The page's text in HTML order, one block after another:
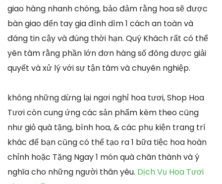
giao hàng nhanh chóng, bảo đảm rằng hoa sẽ được
bàn giao đến tay gia đình dìm 1 cách an toàn và
đáng tin cậy và đúng thời hạn. Quý Khách rất có thể
yên tâm rằng phần lớn đơn hàng số đông được giải
quyết và xử lý với sự tận tâm và chuyên nghiệp.
không những dừng lại ngơi nghỉ hoa tươi, Shop Hoa
Tươi còn cung ứng các sản phẩm kèm theo cũng
như giỏ quà tặng, bình hoa, & các phụ kiện trang trí
khác để bạn cũng có thể tạo ra 1 bữa tiệc hoa hoàn
chỉnh hoặc Tặng Ngay 1 món quà chân thành và ý
nghĩa cho những người thân yêu. Dịch Vụ Hoa Tươi